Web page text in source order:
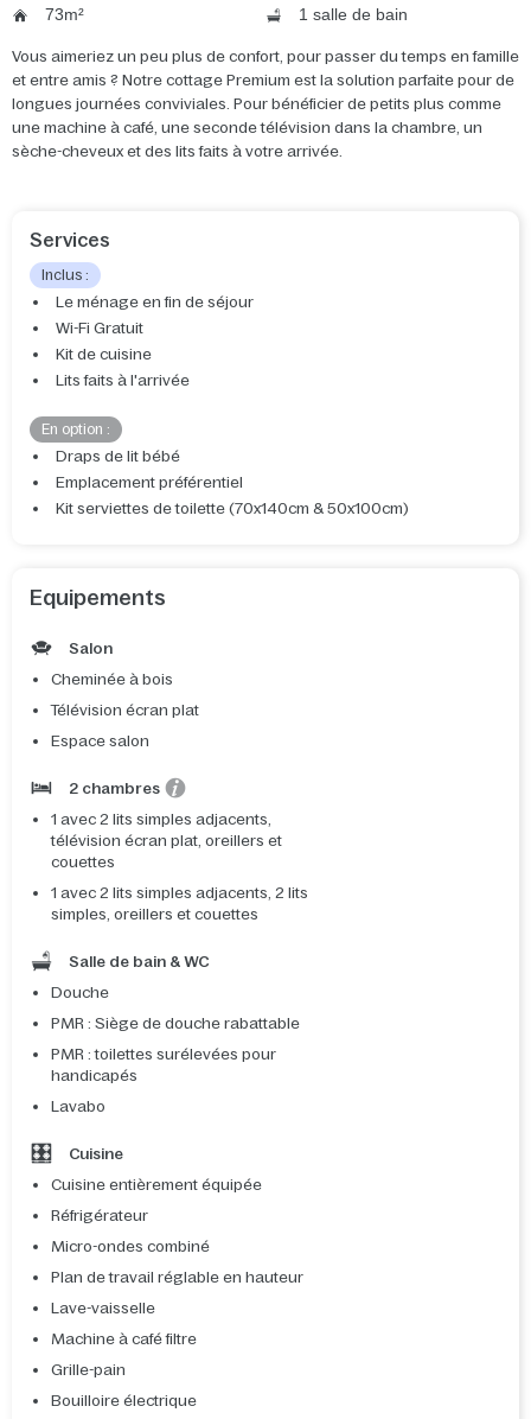
73m²
1 salle de bain
Vous aimeriez un peu plus de confort, pour passer du temps en famille
et entre amis ? Notre cottage Premium est la solution parfaite pour de
longues journées conviviales. Pour bénéficier de petits plus comme
une machine à café, une seconde télévision dans la chambre, un
sèche-cheveux et des lits faits à votre arrivée.
Services
Inclus :
Le ménage en fin de séjour
Wi-Fi Gratuit
Kit de cuisine
Lits faits à l'arrivée
En option :
Draps de lit bébé
Emplacement préférentiel
Kit serviettes de toilette (70x140cm & 50x100cm)
Equipements
Salon
Cheminée à bois
Télévision écran plat
Espace salon
2 chambres
1 avec 2 lits simples adjacents,
télévision écran plat, oreillers et
couettes
1 avec 2 lits simples adjacents, 2 lits
simples, oreillers et couettes
Salle de bain & WC
Douche
PMR : Siège de douche rabattable
PMR : toilettes surélevées pour
handicapés
Lavabo
Cuisine
Cuisine entièrement équipée
Réfrigérateur
Micro-ondes combiné
Plan de travail réglable en hauteur
Lave-vaisselle
Machine à café filtre
Grille-pain
Bouilloire électrique